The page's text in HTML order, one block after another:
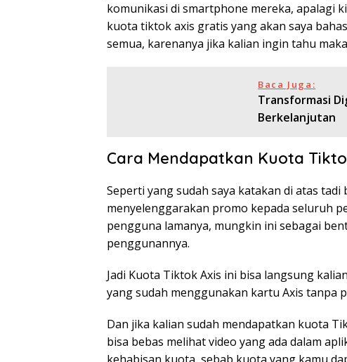
komunikasi di smartphone mereka, apalagi
kuota tiktok axis gratis yang akan saya
semua, karenanya jika kalian ingin tahu
Baca Juga:
Transformasi
Berkelanjutan
Cara Mendapatkan Kuota
Seperti yang sudah saya katakan di atas
menyelenggarakan promo kepada seluruh
pengguna lamanya, mungkin ini sebagai
penggunannya.
Jadi Kuota Tiktok Axis ini bisa langsung
yang sudah menggunakan kartu Axis tanpa
Dan jika kalian sudah mendapatkan kuota
bisa bebas melihat video yang ada dalam